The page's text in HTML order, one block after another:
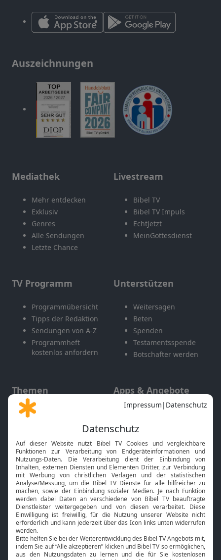
Auszeichnungen
Mediathek
Mehr entdecken
Exklusiv
Genres
Alle Sendungen
Letzte Chance
Livestream
Bibel TV
Bibel TV Impuls
EchtJetzt
MeinGottesdienst
TV Programm
Programmübersicht
Tipps der Redaktion
Sendungen von A-Z
Programmheft
kostenlos anfordern
Unterstützen
Weitersagen
Beten
Spenden
Testamentsspende
Botschafter werden
Themen
Gott und Bibel erklärt
Neuigkeiten
Apps & Angebote
Mobile App
Smart TV
HbbTV
Bibelthek Online-Bibel
Nächster Gottesdienst
Bibel TV
Über uns
Jobs
Service
Kontakt
TV-Empfang